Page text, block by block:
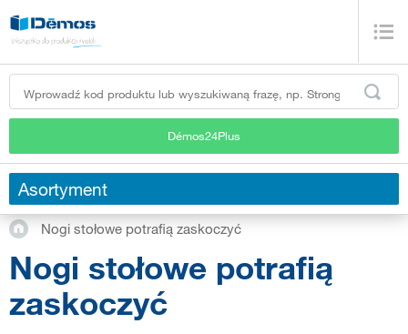
Démos24Plus
Asortyment
Nogi stołowe potrafią zaskoczyć
Nogi stołowe potrafią
zaskoczyć